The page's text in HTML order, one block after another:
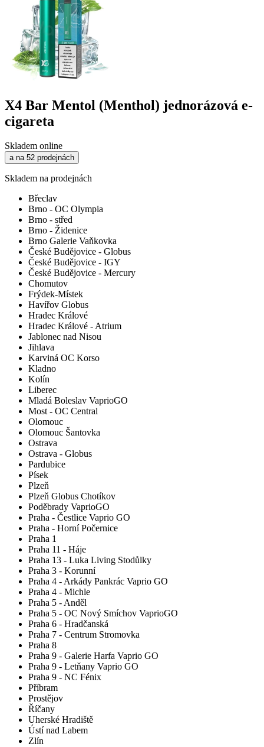
X4 Bar Mentol (Menthol) jednorázová e-
cigareta
Skladem online
a na 52 prodejnách
Skladem na prodejnách
Břeclav
Brno - OC Olympia
Brno - střed
Brno - Židenice
Brno Galerie Vaňkovka
České Budějovice - Globus
České Budějovice - IGY
České Budějovice - Mercury
Chomutov
Frýdek-Místek
Havířov Globus
Hradec Králové
Hradec Králové - Atrium
Jablonec nad Nisou
Jihlava
Karviná OC Korso
Kladno
Kolín
Liberec
Mladá Boleslav VaprioGO
Most - OC Central
Olomouc
Olomouc Šantovka
Ostrava
Ostrava - Globus
Pardubice
Písek
Plzeň
Plzeň Globus Chotíkov
Poděbrady VaprioGO
Praha - Čestlice Vaprio GO
Praha - Horní Počernice
Praha 1
Praha 11 - Háje
Praha 13 - Luka Living Stodůlky
Praha 3 - Korunní
Praha 4 - Arkády Pankrác Vaprio GO
Praha 4 - Michle
Praha 5 - Anděl
Praha 5 - OC Nový Smíchov VaprioGO
Praha 6 - Hradčanská
Praha 7 - Centrum Stromovka
Praha 8
Praha 9 - Galerie Harfa Vaprio GO
Praha 9 - Letňany Vaprio GO
Praha 9 - NC Fénix
Příbram
Prostějov
Říčany
Uherské Hradiště
Ústí nad Labem
Zlín